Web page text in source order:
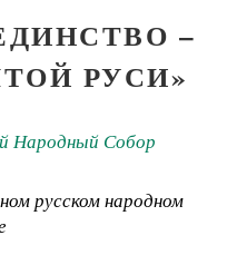
–
РУСИ»
Народный Собор
русском народном